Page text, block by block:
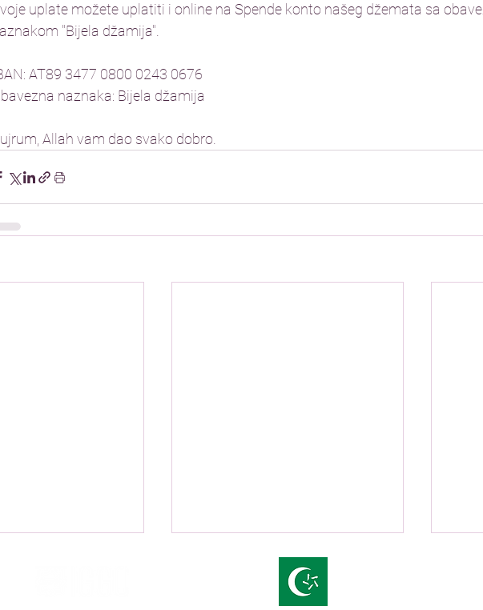
uplate možete uplatiti i online na Spende konto našeg džemata sa
"Bijela džamija".
AT89 3477 0800 0243 0676
naznaka: Bijela džamija
Allah vam dao svako dobro.